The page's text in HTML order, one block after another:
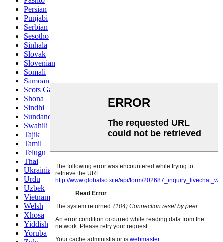
Persian
Punjabi
Serbian
Sesotho
Sinhala
Slovak
Slovenian
Somali
Samoan
Scots Gaelic
Shona
Sindhi
Sundanese
Swahili
Tajik
Tamil
Telugu
Thai
Ukrainian
Urdu
Uzbek
Vietnamese
Welsh
Xhosa
Yiddish
Yoruba